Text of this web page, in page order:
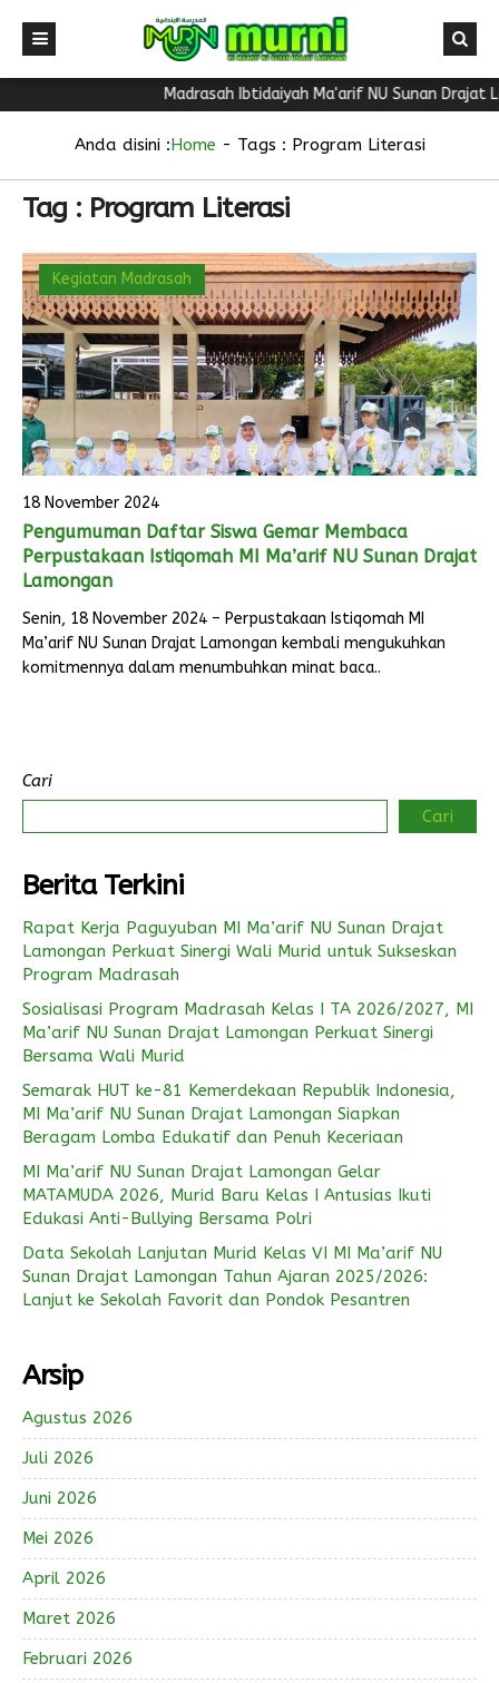
Madrasah Ibtidaiyah Ma'arif NU Sunan Drajat
Anda disini :Home - Tags : Program Literasi
Tag : Program Literasi
Kegiatan Madrasah
18 November 2024
Pengumuman Daftar Siswa Gemar Membaca
Perpustakaan Istiqomah MI Ma’arif NU Sunan Drajat
Lamongan
Senin, 18 November 2024 – Perpustakaan Istiqomah MI
Ma’arif NU Sunan Drajat Lamongan kembali mengukuhkan
komitmennya dalam menumbuhkan minat baca..
Cari
Cari
Berita Terkini
Rapat Kerja Paguyuban MI Ma’arif NU Sunan Drajat
Lamongan Perkuat Sinergi Wali Murid untuk Sukseskan
Program Madrasah
Sosialisasi Program Madrasah Kelas I TA 2026/2027, MI
Ma’arif NU Sunan Drajat Lamongan Perkuat Sinergi
Bersama Wali Murid
Semarak HUT ke-81 Kemerdekaan Republik Indonesia,
MI Ma’arif NU Sunan Drajat Lamongan Siapkan
Beragam Lomba Edukatif dan Penuh Keceriaan
MI Ma’arif NU Sunan Drajat Lamongan Gelar
MATAMUDA 2026, Murid Baru Kelas I Antusias Ikuti
Edukasi Anti-Bullying Bersama Polri
Data Sekolah Lanjutan Murid Kelas VI MI Ma’arif NU
Sunan Drajat Lamongan Tahun Ajaran 2025/2026:
Lanjut ke Sekolah Favorit dan Pondok Pesantren
Arsip
Agustus 2026
Juli 2026
Juni 2026
Mei 2026
April 2026
Maret 2026
Februari 2026